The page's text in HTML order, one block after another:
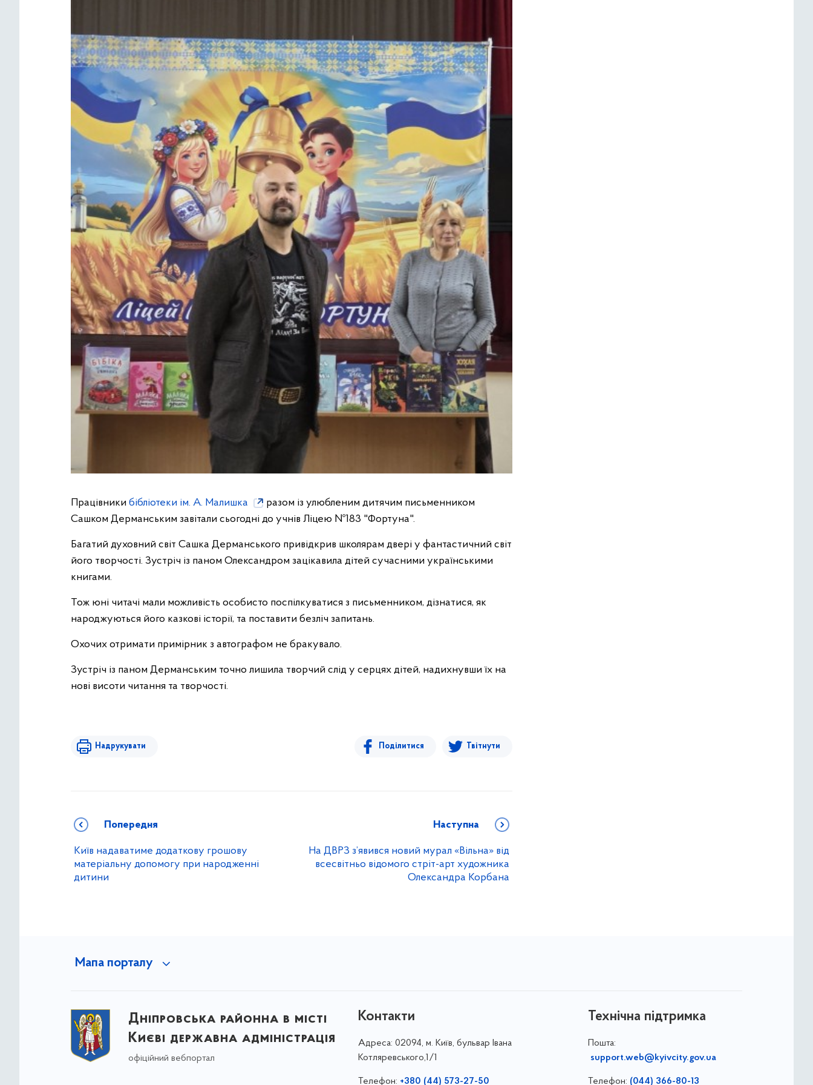
Працівники бібліотеки ім. А. Малишка
разом із улюбленим дитячим письменником
Сашком Дерманським завітали сьогодні до учнів Ліцею №183 "Фортуна".
Багатий духовний світ Сашка Дерманського привідкрив школярам двері у фантастичний світ
його творчості. Зустріч із паном Олександром зацікавила дітей сучасними українськими
книгами.
Тож юні читачі мали можливість особисто поспілкуватися з письменником, дізнатися, як
народжуються його казкові історії, та поставити безліч запитань.
Охочих отримати примірник з автографом не бракувало.
Зустріч із паном Дерманським точно лишила творчий слід у серцях дітей, надихнувши їх на
нові висоти читання та творчості.
Надрукувати Поділитися Твітнути
Попередня
Київ надаватиме додаткову грошову
матеріальну допомогу при народженні
дитини
Наступна
На ДВРЗ з’явився новий мурал «Вільна» від
всесвітньо відомого стріт-арт художника
Олександра Корбана
Мапа порталу
Дніпровська районна в місті
Києві державна адміністрація
офіційний вебпортал
Контакти
Адреса: 02094, м. Київ, бульвар Івана
Котляревського,1/1
Телефон: +380 (44) 573-27-50
Технічна підтримка
Пошта:
support.web@kyivcity.gov.ua
Телефон: (044) 366-80-13